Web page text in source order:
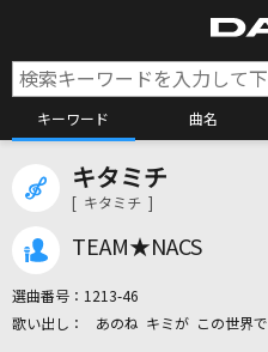
キーワード 曲名
キタミチ
[ キタミチ ]
TEAM★NACS
選曲番号： 1213-46
あのね キミが この世界で